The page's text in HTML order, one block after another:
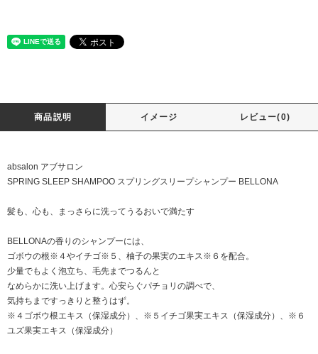
商品説明 イメージ レビュー(0)
absalon アブサロン
SPRING SLEEP SHAMPOO スプリングスリープシャンプー BELLONA
髪も、心も、まっさらに洗ってうるおいで満たす
BELLONAの香りのシャンプーには、
ゴボウの根※４やイチゴ※５、柚子の果実のエキス※６を配合。
少量でもよく泡立ち、毛先までつるんと
なめらかに洗い上げます。心安らぐパチョリの調べで、
気持ちまですっきりと整うはず。
※４ゴボウ根エキス（保湿成分）、※５イチゴ果実エキス（保湿成分）、※６
ユズ果実エキス（保湿成分）